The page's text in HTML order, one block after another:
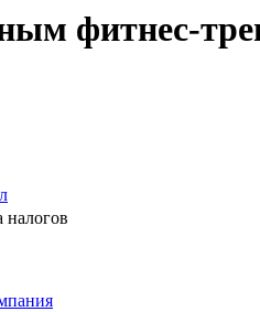
фитнес-
налогов